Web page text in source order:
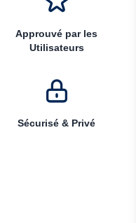
Approuvé par les
Utilisateurs
Sécurisé & Privé